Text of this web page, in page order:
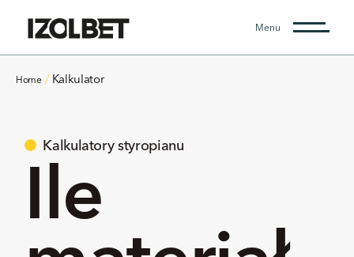
Menu
Home Kalkulator
Kalkulatory styropianu
Ile